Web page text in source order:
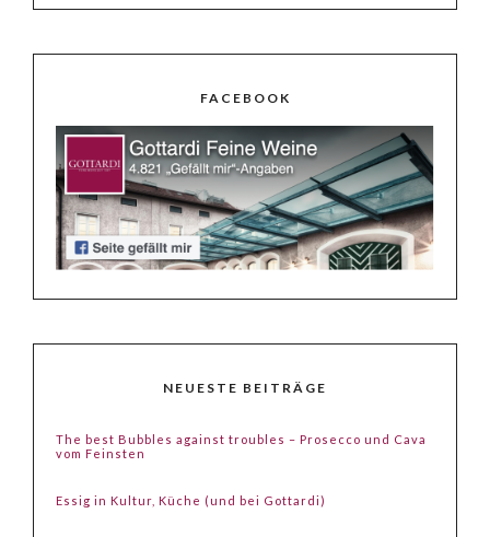
FACEBOOK
NEUESTE BEITRÄGE
The best Bubbles against troubles – Prosecco und Cava
vom Feinsten
Essig in Kultur, Küche (und bei Gottardi)